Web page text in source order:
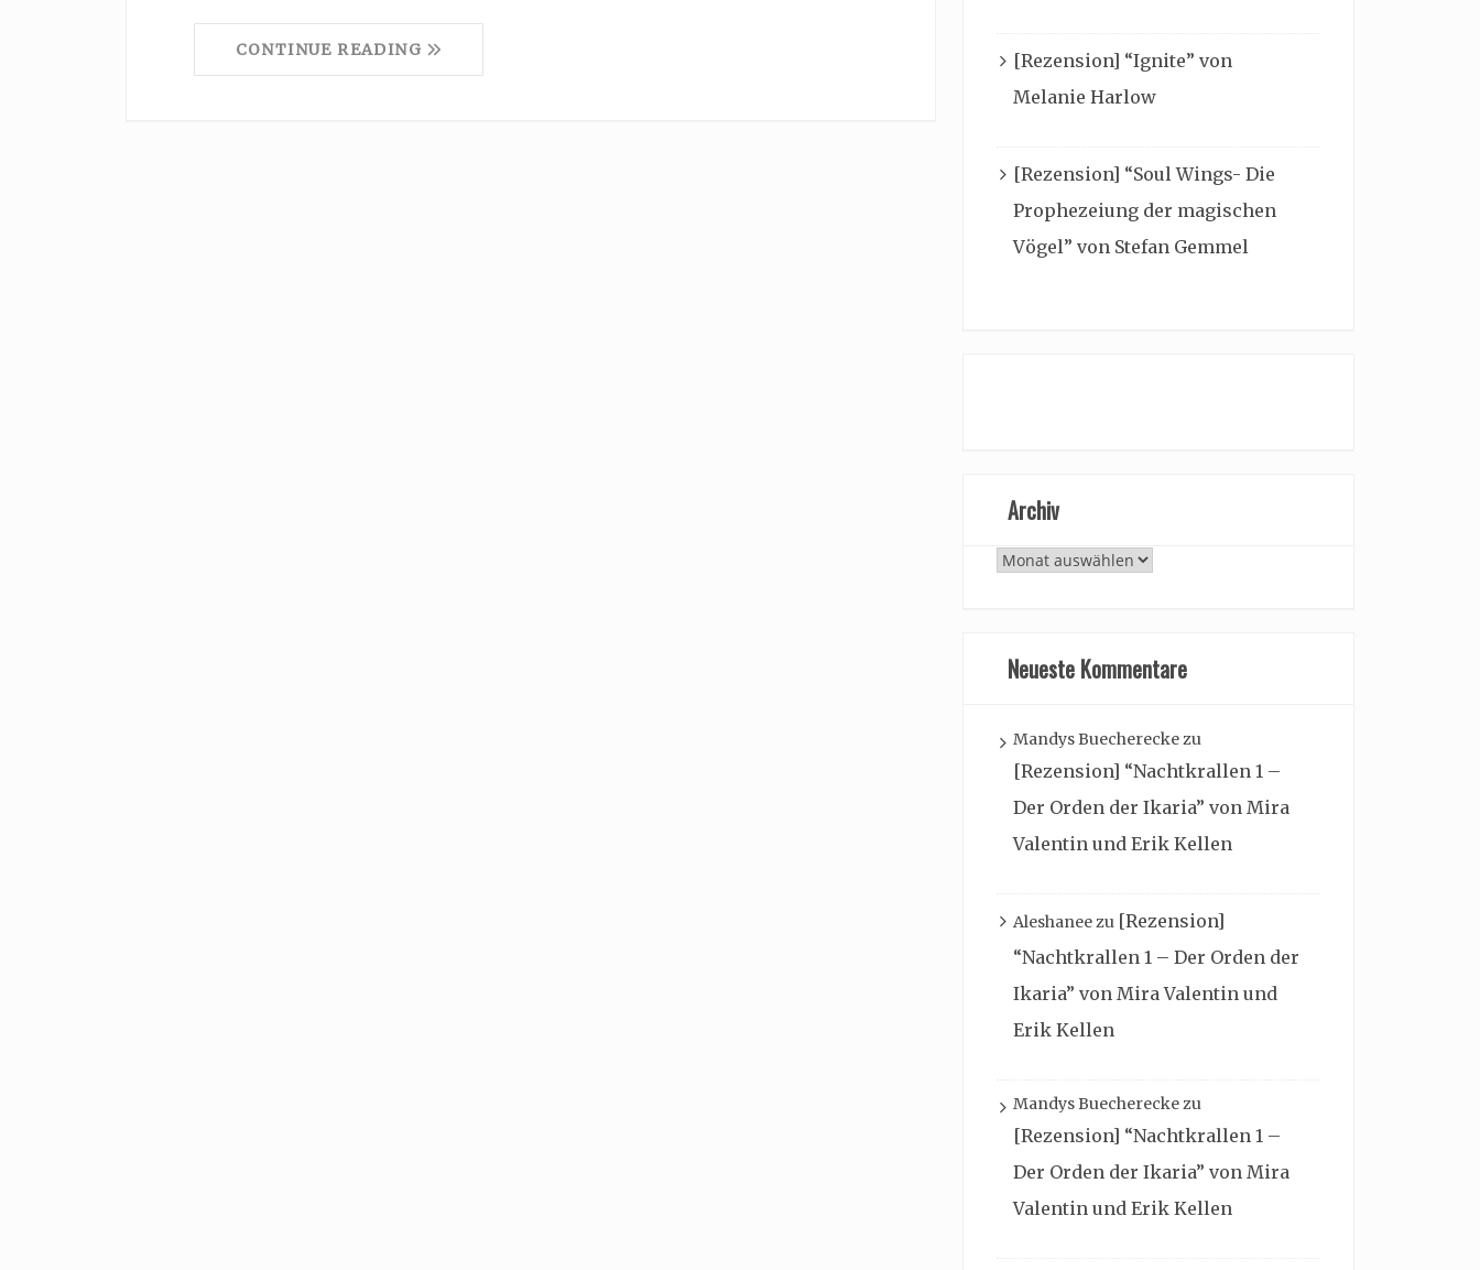
CONTINUE READING
[Rezension] “Ignite” von
Melanie Harlow
[Rezension] “Soul Wings- Die
Prophezeiung der magischen
Vögel” von Stefan Gemmel
Archiv
Archiv
Neueste Kommentare
Mandys Buechereckezu
[Rezension] “Nachtkrallen 1 –
Der Orden der Ikaria” von Mira
Valentin und Erik Kellen
Aleshaneezu [Rezension]
“Nachtkrallen 1 – Der Orden der
Ikaria” von Mira Valentin und
Erik Kellen
Mandys Buechereckezu
[Rezension] “Nachtkrallen 1 –
Der Orden der Ikaria” von Mira
Valentin und Erik Kellen